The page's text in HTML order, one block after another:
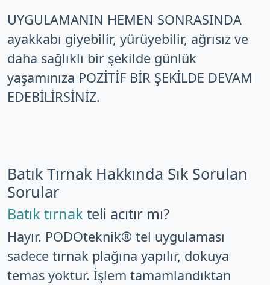
UYGULAMANIN HEMEN SONRASINDA
ayakkabı giyebilir, yürüyebilir, ağrısız ve
daha sağlıklı bir şekilde günlük
yaşamınıza POZİTİF BİR ŞEKİLDE DEVAM
EDEBİLİRSİNİZ.
Batık Tırnak Hakkında Sık Sorulan
Sorular
Batık tırnak teli acıtır mı?
Hayır. PODOteknik® tel uygulaması
sadece tırnak plağına yapılır, dokuya
temas yoktur. İşlem tamamlandıktan